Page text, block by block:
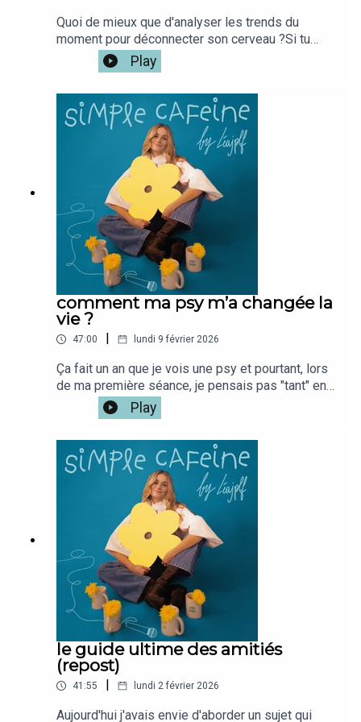
Quoi de mieux que d'analyser les trends du
moment pour déconnecter son cerveau ?Si tu
veux la version vidéo du podcast c'est iciOn se
retrouve sur @simplecafeine ou mon compte
perso @leajplf ?J'ai hate de te
lire!Bienveillance,S&S,Léa ✨🫶🏻
Play
comment ma psy m’a changée la
vie ?
47:00 lundi 9 février 2026
Ça fait un an que je vois une psy et pourtant, lors
de ma première séance, je pensais pas "tant" en
avoir besoin que ça. Voici ce que j'ai appris en 1
an mais surtout, parlons du déclic, et de tout ce
qu'on ne te dit pas quand tu vas voir une psy (et
avant...)Si tu veux la version vidéo du podcast
c'est iciMon café : @simplecafeine Mon compte
perso @leajplf ?J'ai hate de te
lire!Bienveillance,S&S,Léa ✨🫶🏻
Play
le guide ultime des amitiés
(repost)
41:55 lundi 2 février 2026
Aujourd'hui j'avais envie d'aborder un sujet qui